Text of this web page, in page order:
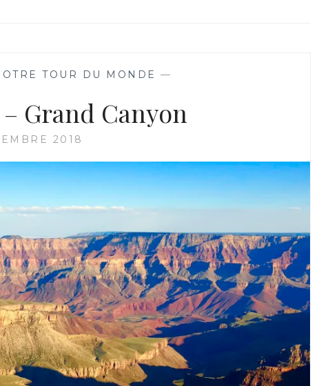
TOUR DU MONDE —
– Grand Canyon
2018